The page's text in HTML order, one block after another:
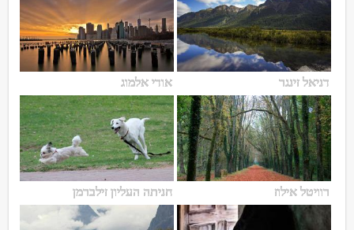
דניאל זינגר אודי אלמוג
רוויטל אילוז חניתה העליון זילברמן